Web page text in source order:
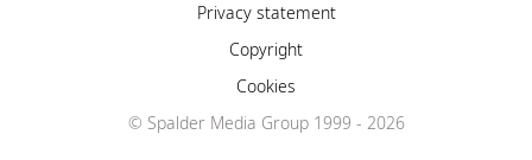
Privacy statement
Copyright
Cookies
© Spalder Media Group 1999 - 2026